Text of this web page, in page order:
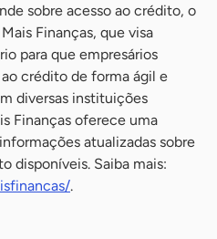
sobre acesso ao crédito, o
Finanças, que visa
para que empresários
crédito de forma ágil e
diversas instituições
Finanças oferece uma
atualizadas sobre
disponíveis. Saiba mais:
.